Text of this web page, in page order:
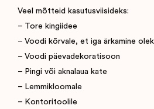
Veel mõtteid kasutusviisideks:
– Tore kingiidee
– Voodi kõrvale, et iga ärkamine
– Voodi päevadekoratisoon
– Pingi või aknalaua kate
– Lemmikloomale
– Kontoritoolile